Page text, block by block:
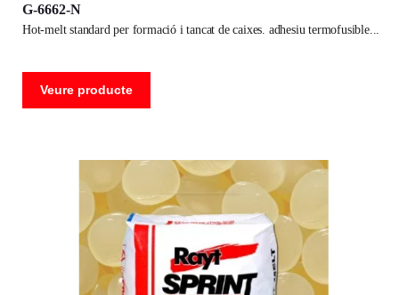
G-6662-N
hot-melt standard per formació i tancat de caixes. adhesiu termofusible
Veure producte